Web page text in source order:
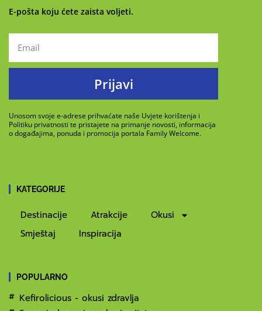
E-pošta koju ćete zaista voljeti.
Prijavi
Unosom svoje e-adrese prihvaćate naše Uvjete korištenja i
Politiku privatnosti te pristajete na primanje novosti, informacija
o događajima, ponuda i promocija portala Family Welcome.
KATEGORIJE
Destinacije Atrakcije
Okusi
Smještaj
Inspiracija
POPULARNO
Kefirolicious - okusi zdravlja